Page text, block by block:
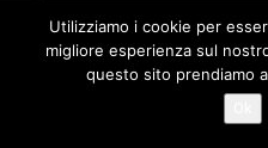
Utilizziamo i cookie per
migliore esperienza sul
questo sito prendiamo